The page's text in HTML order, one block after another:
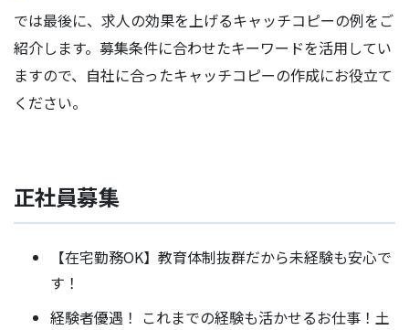
では最後に、求人の効果を上げるキャッチコピーの例をご
紹介します。募集条件に合わせたキーワードを活用してい
ますので、自社に合ったキャッチコピーの作成にお役立て
ください。
正社員募集
【在宅勤務OK】教育体制抜群だから未経験も安心で
す！
経験者優遇！ これまでの経験も活かせるお仕事！土